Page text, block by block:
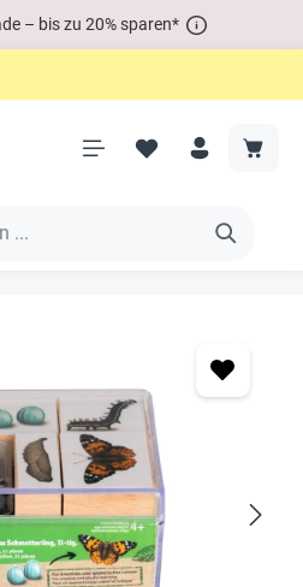
– bis zu 20% sparen*